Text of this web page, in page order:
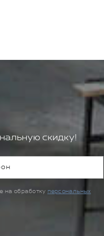
скидку!
на обработку персональных